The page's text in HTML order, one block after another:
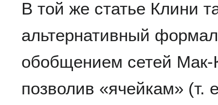
В той же статье Клини
альтернативный
обобщением сетей Мак-
позволив «ячейкам» (т.